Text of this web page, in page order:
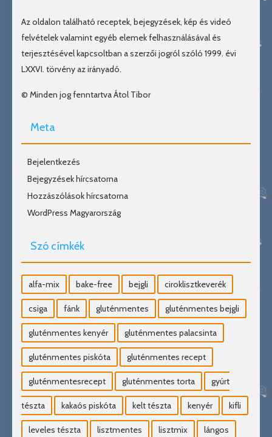
Az oldalon található receptek, bejegyzések, kép és videó
felvételek valamint egyéb elemek felhasználásával és
terjesztésével kapcsoltban a szerzői jogról szóló 1999. évi
LXXVI. törvény az irányadó.
© Minden jog fenntartva Átol Tibor
Meta
Bejelentkezés
Bejegyzések hírcsatorna
Hozzászólások hírcsatorna
WordPress Magyarország
Szó címkék
alfa-mix bake-free bejgli ciroklisztkeverék
csiga fánk gluténmentes gluténmentes bejgli
gluténmentes kenyér gluténmentes palacsinta
gluténmentes piskóta gluténmentes recept
gluténmentesrecept gluténmentes torta gyúrt
tészta kakaós piskóta kelt tészta kenyér kifli
leveles tészta lisztmentes lisztmix lángos